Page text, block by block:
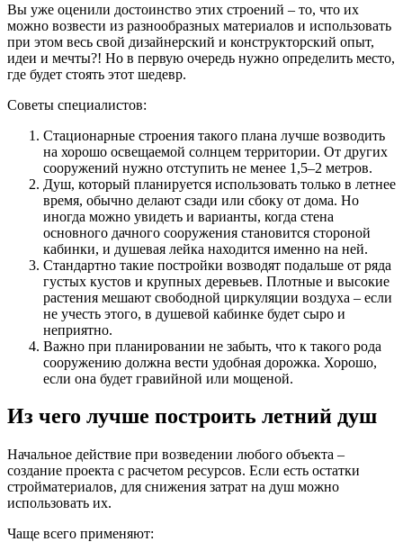
Вы уже оценили достоинство этих строений – то, что их
можно возвести из разнообразных материалов и использовать
при этом весь свой дизайнерский и конструкторский опыт,
идеи и мечты?! Но в первую очередь нужно определить место,
где будет стоять этот шедевр.
Советы специалистов:
Стационарные строения такого плана лучше возводить
на хорошо освещаемой солнцем территории. От других
сооружений нужно отступить не менее 1,5–2 метров.
Душ, который планируется использовать только в летнее
время, обычно делают сзади или сбоку от дома. Но
иногда можно увидеть и варианты, когда стена
основного дачного сооружения становится стороной
кабинки, и душевая лейка находится именно на ней.
Стандартно такие постройки возводят подальше от ряда
густых кустов и крупных деревьев. Плотные и высокие
растения мешают свободной циркуляции воздуха – если
не учесть этого, в душевой кабинке будет сыро и
неприятно.
Важно при планировании не забыть, что к такого рода
сооружению должна вести удобная дорожка. Хорошо,
если она будет гравийной или мощеной.
Из чего лучше построить летний душ
Начальное действие при возведении любого объекта –
создание проекта с расчетом ресурсов. Если есть остатки
стройматериалов, для снижения затрат на душ можно
использовать их.
Чаще всего применяют: